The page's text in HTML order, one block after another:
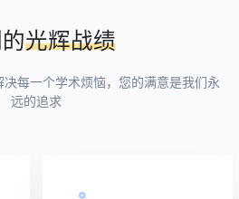
光辉战绩
每一个学术烦恼，您的满意是我们永
远的追求